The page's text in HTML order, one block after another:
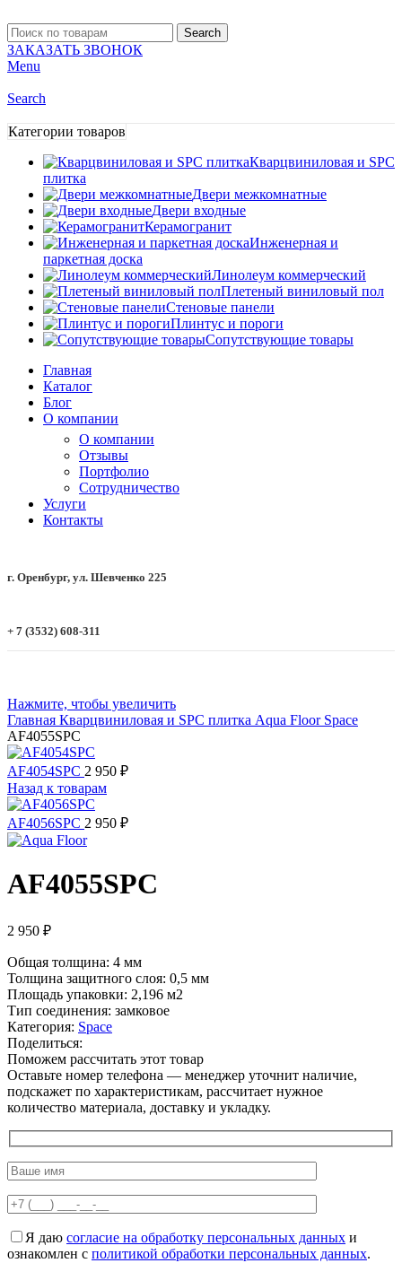
Search
ЗАКАЗАТЬ ЗВОНОК
Menu
Search
Категории товаров
Кварцвиниловая и SPC
плитка
Двери межкомнатные
Двери входные
Керамогранит
Инженерная и
паркетная доска
Линолеум коммерческий
Плетеный виниловый пол
Стеновые панели
Плинтус и пороги
Сопутствующие товары
Главная
Каталог
Блог
О компании
О компании
Отзывы
Портфолио
Сотрудничество
Услуги
Контакты
г. Оренбург, ул. Шевченко 225
+ 7 (3532) 608-311
Нажмите, чтобы увеличить
Главная Кварцвиниловая и SPC плитка Aqua Floor Space
AF4055SPC
AF4054SPC 2 950 ₽
Назад к товарам
AF4056SPC 2 950 ₽
AF4055SPC
2 950 ₽
Общая толщина: 4 мм
Толщина защитного слоя: 0,5 мм
Площадь упаковки: 2,196 м2
Тип соединения: замковое
Категория: Space
Поделиться:
Поможем рассчитать этот товар
Оставьте номер телефона — менеджер уточнит наличие,
подскажет по характеристикам, рассчитает нужное
количество материала, доставку и укладку.
Я даю согласие на обработку персональных данных и
ознакомлен с политикой обработки персональных данных.